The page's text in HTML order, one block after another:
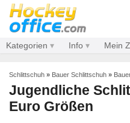
Kategorien Info Mein
Schlittschuh » Bauer Schlittschuh »
Jugendliche
Euro Größen